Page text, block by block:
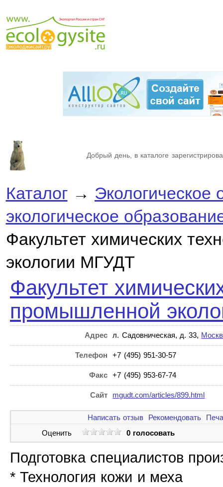
Добрый день, в каталоге
Каталог→ Экологическое
экологическое
Факультет химических
экологии МГУДТ
Факультет
промышленной
Адрес л. Садовническая, д. 33,
Телефон +7 (495) 951-30-57
Факс +7 (495) 953-67-74
Сайт mgudt.com/articles/899.html
Написать отзыв Рекомендовать
Оценить
0 голосовать
Подготовка специалистов
* Технология кожи и меха